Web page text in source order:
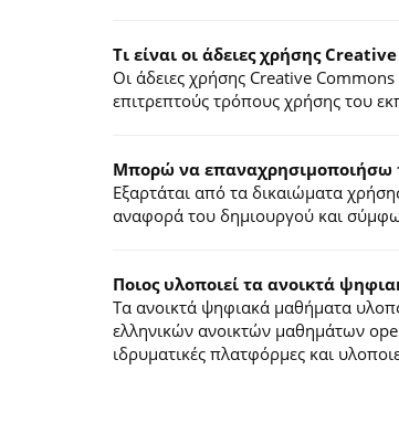
Τι είναι οι άδειες χρήσης
Οι άδειες χρήσης Creative
επιτρεπτούς τρόπους χρήσης του
Mπορώ να επαναχρησιμοποιήσω
Εξαρτάται από τα δικαιώματα
αναφορά του δημιουργού και
Ποιος υλοποιεί τα ανοικτά
Τα ανοικτά ψηφιακά μαθήματα
ελληνικών ανοικτών μαθημάτων
ιδρυματικές πλατφόρμες και